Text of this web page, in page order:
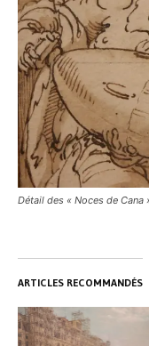
Détail des « Noces de
ARTICLES RECOMMANDÉS